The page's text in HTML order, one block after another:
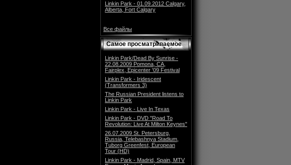
Linkin Park - 01.09.2012 Calgary,
Alberta, Fort Calgary
Все файлы
Самое просматриваемое
Linkin Park/Dead By Sunrise -
22.08.2009 Pomona, CA,
Fairplex, Epicenter '09 Festival
Linkin Park - Iridescent
(Transformers 3)
The Russian President listens to
Linkin Park
Linkin Park - Live In Texas
Linkin Park - DVD "Road To
Revolution: Live At Milton Keynes"
26.07.2009 St. Petersburg,
Russia, Telebashnya Stadium,
Tuborg Greenfest, European
Tour (HD)
Linkin Park - Madrid, Spain, MTV